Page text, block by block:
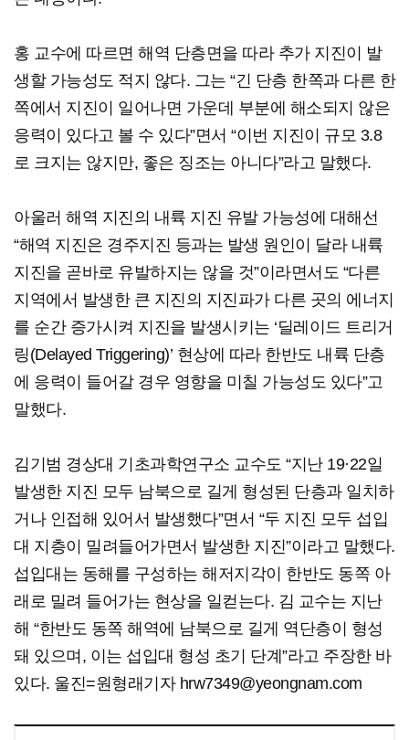
홍 교수에 따르면 해역 단층면을 따라 추가 지진이 발
생할 가능성도 적지 않다. 그는 “긴 단층 한쪽과 다른 한
쪽에서 지진이 일어나면 가운데 부분에 해소되지 않은
응력이 있다고 볼 수 있다”면서 “이번 지진이 규모 3.8
로 크지는 않지만, 좋은 징조는 아니다”라고 말했다.
아울러 해역 지진의 내륙 지진 유발 가능성에 대해선
“해역 지진은 경주지진 등과는 발생 원인이 달라 내륙
지진을 곧바로 유발하지는 않을 것”이라면서도 “다른
지역에서 발생한 큰 지진의 지진파가 다른 곳의 에너지
를 순간 증가시켜 지진을 발생시키는 ‘딜레이드 트리거
링(Delayed Triggering)’ 현상에 따라 한반도 내륙 단층
에 응력이 들어갈 경우 영향을 미칠 가능성도 있다”고
말했다.
김기범 경상대 기초과학연구소 교수도 “지난 19·22일
발생한 지진 모두 남북으로 길게 형성된 단층과 일치하
거나 인접해 있어서 발생했다”면서 “두 지진 모두 섭입
대 지층이 밀려들어가면서 발생한 지진”이라고 말했다.
섭입대는 동해를 구성하는 해저지각이 한반도 동쪽 아
래로 밀려 들어가는 현상을 일컫는다. 김 교수는 지난
해 “한반도 동쪽 해역에 남북으로 길게 역단층이 형성
돼 있으며, 이는 섭입대 형성 초기 단계”라고 주장한 바
있다. 울진=원형래기자 hrw7349@yeongnam.com